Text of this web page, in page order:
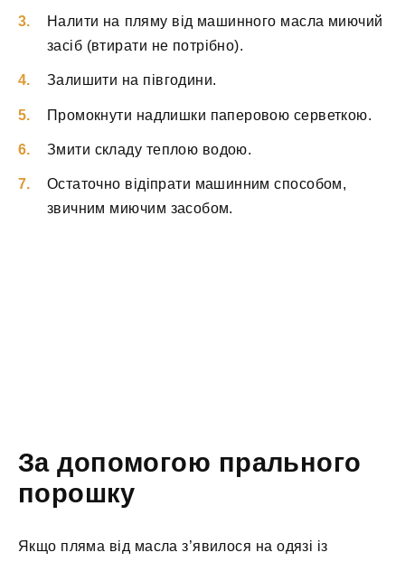
Налити на пляму від машинного масла миючий
засіб (втирати не потрібно).
Залишити на півгодини.
Промокнути надлишки паперовою серветкою.
Змити складу теплою водою.
Остаточно відіпрати машинним способом,
звичним миючим засобом.
За допомогою прального
порошку
Якщо пляма від масла з’явилося на одязі із